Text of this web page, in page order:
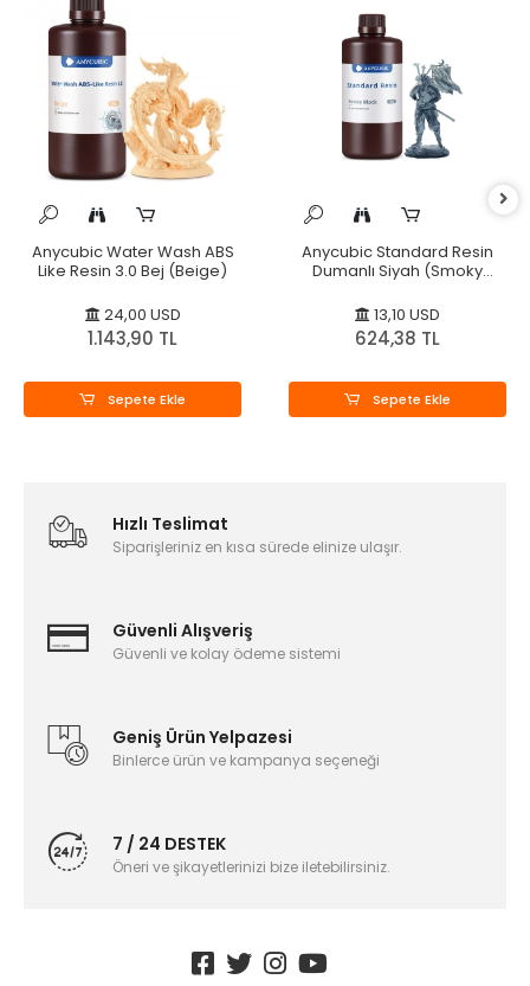
Anycubic Water Wash ABS
Like Resin 3.0 Bej (Beige)
24,00 USD
1.143,90 TL
Sepete Ekle
Anycubic Standard Resin
Dumanlı Siyah (Smoky
13,10 USD
624,38 TL
Sepete Ekle
Hızlı Teslimat
Siparişleriniz en kısa sürede elinize ulaşır.
Güvenli Alışveriş
Güvenli ve kolay ödeme sistemi
Geniş Ürün Yelpazesi
Binlerce ürün ve kampanya seçeneği
7 / 24 DESTEK
Öneri ve şikayetlerinizi bize iletebilirsiniz.